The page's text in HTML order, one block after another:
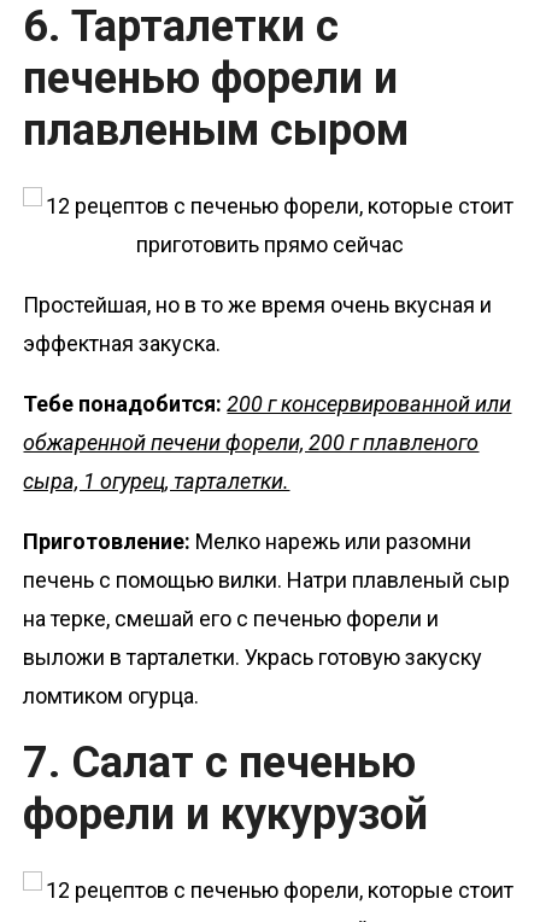
6. Тарталетки с
печенью форели и
плавленым сыром
Простейшая, но в то же время очень вкусная и
эффектная закуска.
Тебе понадобится:200 г консервированной или
обжаренной печени форели, 200 г плавленого
сыра, 1 огурец, тарталетки.
Приготовление: Мелко нарежь или разомни
печень с помощью вилки. Натри плавленый сыр
на терке, смешай его с печенью форели и
выложи в тарталетки. Укрась готовую закуску
ломтиком огурца.
7. Салат с печенью
форели и кукурузой